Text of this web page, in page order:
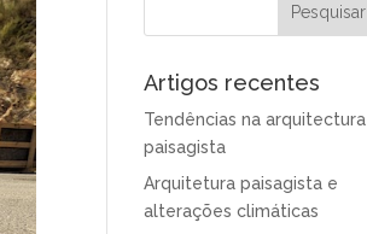
Artigos recentes
Tendências na arquitectura
paisagista
Arquitetura paisagista e
alterações climáticas